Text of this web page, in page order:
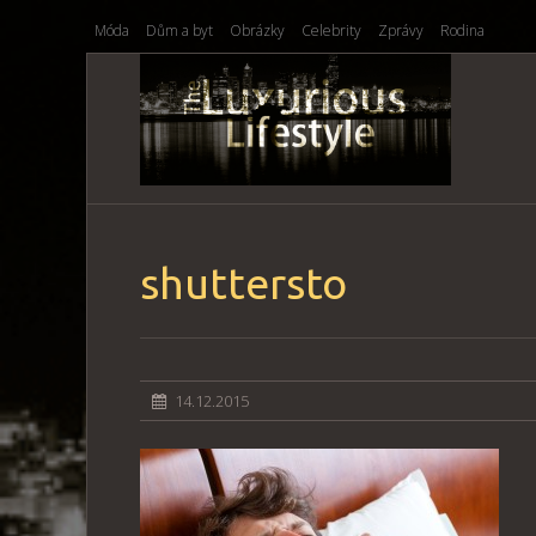
Móda Dům a byt Obrázky Celebrity Zprávy Rodina
shuttersto
14.12.2015